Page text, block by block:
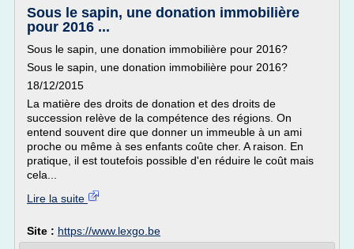
Sous le sapin, une donation immobilière
pour 2016 ...
Sous le sapin, une donation immobilière pour 2016?
Sous le sapin, une donation immobilière pour 2016?
18/12/2015
La matière des droits de donation et des droits de
succession relève de la compétence des régions. On
entend souvent dire que donner un immeuble à un ami
proche ou même à ses enfants coûte cher. A raison. En
pratique, il est toutefois possible d'en réduire le coût mais
cela...
Lire la suite
Site : https://www.lexgo.be